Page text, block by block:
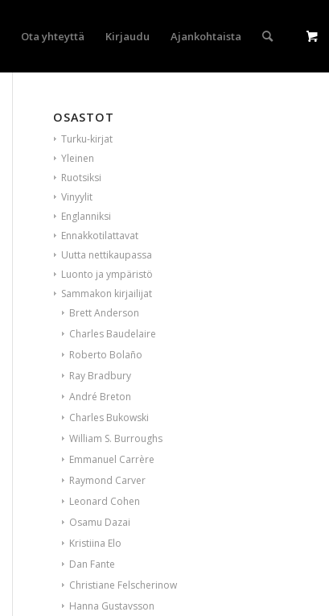
Ota yhteyttä Kirjaudu Ajankohtaista
OSASTOT
Turku-kirjat
Yleinen
Ruotsiksi
Vinyylit
Englanniksi
Ennakkotilattavat
Uutta nettikaupassa
Luonto ja ympäristö
Sammakon kirjailijat
Brett Anderson
Charles Baudelaire
Roberto Bolaño
Ray Bradbury
André Breton
Charles Bukowski
William S. Burroughs
Emmanuel Carrère
Raymond Carver
Leonard Cohen
Osamu Dazai
Kristiina Elo
Dan Fante
Christiane Felscherinow
Hanna Gustavsson